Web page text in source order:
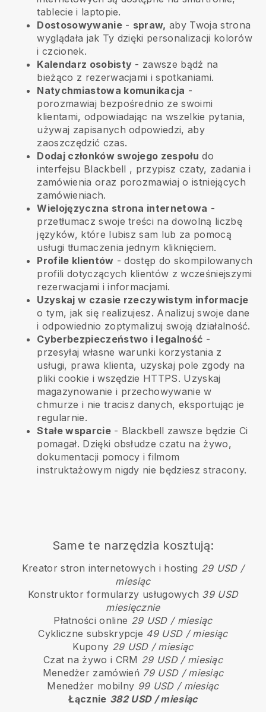
tablecie i laptopie.
Dostosowywanie- spraw, aby Twoja strona
wyglądała jak Ty dzięki personalizacji kolorów
i czcionek.
Kalendarz osobisty - zawsze bądź na
bieżąco z rezerwacjami i spotkaniami.
Natychmiastowa komunikacja -
porozmawiaj bezpośrednio ze swoimi
klientami, odpowiadając na wszelkie pytania,
używaj zapisanych odpowiedzi, aby
zaoszczędzić czas.
Dodaj członków swojego zespołu do
interfejsu Blackbell , przypisz czaty, zadania i
zamówienia oraz porozmawiaj o istniejących
zamówieniach.
Wielojęzyczna strona internetowa -
przetłumacz swoje treści na dowolną liczbę
języków, które lubisz sam lub za pomocą
usługi tłumaczenia jednym kliknięciem.
Profile klientów - dostęp do skompilowanych
profili dotyczących klientów z wcześniejszymi
rezerwacjami i informacjami.
Uzyskaj w czasie rzeczywistym informacje
o tym, jak się realizujesz. Analizuj swoje dane
i odpowiednio zoptymalizuj swoją działalność.
Cyberbezpieczeństwo i legalność -
przesyłaj własne warunki korzystania z
usługi, prawa klienta, uzyskaj pole zgody na
pliki cookie i wszędzie HTTPS. Uzyskaj
magazynowanie i przechowywanie w
chmurze i nie tracisz danych, eksportując je
regularnie.
Stałe wsparcie- Blackbell zawsze będzie Ci
pomagał. Dzięki obsłudze czatu na żywo,
dokumentacji pomocy i filmom
instruktażowym nigdy nie będziesz stracony.
Same te narzędzia kosztują:
Kreator stron internetowych i hosting 29 USD /
miesiąc
Konstruktor formularzy usługowych 39 USD
miesięcznie
Płatności online 29 USD / miesiąc
Cykliczne subskrypcje 49 USD / miesiąc
Kupony 29 USD / miesiąc
Czat na żywo i CRM 29 USD / miesiąc
Menedżer zamówień 79 USD / miesiąc
Menedżer mobilny 99 USD / miesiąc
Łącznie 382 USD / miesiąc